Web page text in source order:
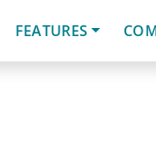
FEATURES